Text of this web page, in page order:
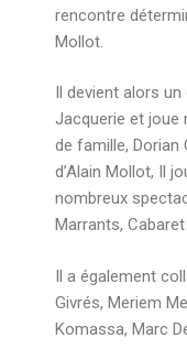
rencontre
Mollot.
Il devient alors
Jacquerie et joue
de famille, Dorian
d’Alain Mollot, Il
nombreux
Marrants,
Il a également
Givrés, Meriem
Komassa, Marc